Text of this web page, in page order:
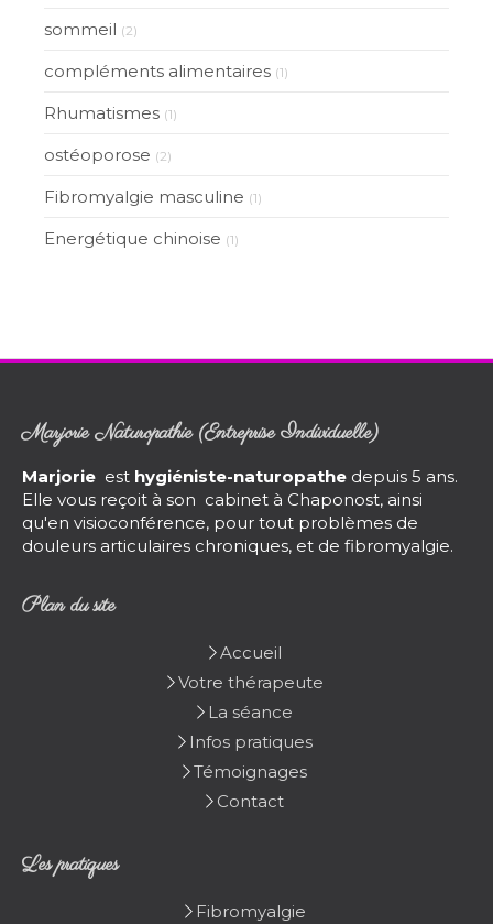
sommeil (2)
compléments alimentaires (1)
Rhumatismes (1)
ostéoporose (2)
Fibromyalgie masculine (1)
Energétique chinoise (1)
Marjorie Naturopathie (Entreprise Individuelle)
Marjorie est hygiéniste-naturopathe depuis 5 ans.
Elle vous reçoit à son cabinet à Chaponost, ainsi
qu'en visioconférence, pour tout problèmes de
douleurs articulaires chroniques, et de fibromyalgie.
Plan du site
Accueil
Votre thérapeute
La séance
Infos pratiques
Témoignages
Contact
Les pratiques
Fibromyalgie